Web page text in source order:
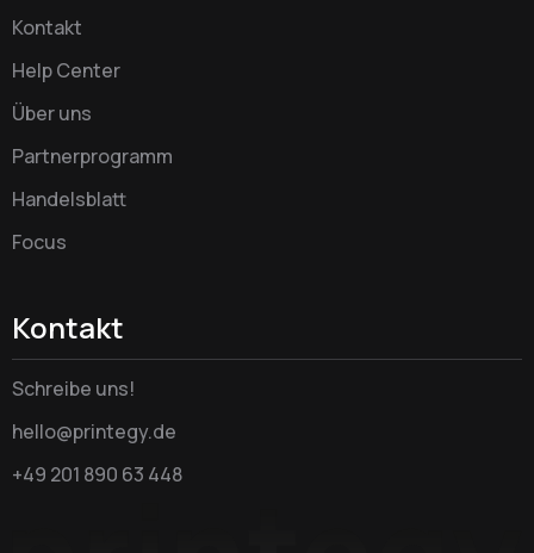
Kontakt
Help Center
Über uns
Partnerprogramm
Handelsblatt
Focus
Kontakt
Schreibe uns!
hello@printegy.de
+49 201 890 63 448